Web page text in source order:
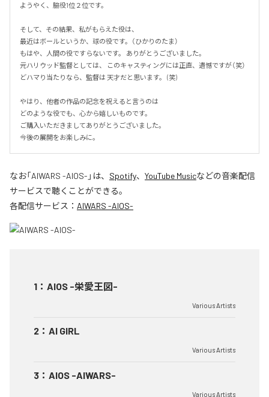
ようやく、脇役1位２位です。
そして、その結果、私がもらえた役は、
最近はボールというか、球の役です。（ひかりのたま）
もはや、人間の役ですらないです。 ありがとうございました。
元ハリウッド監督としては、 このキャスティングには正直、遺憾ですが（笑）
どハマり当たりなら、監督は 天才だと思います。 (笑)
やはり、他者の作品の記念を祝えると言うのは
どのような役でも、心から嬉しいものです。
ご購入いただきましてありがとうございました。
今後の展開をお楽しみに。
なお「AIWARS -AIOS- 」は、 Spotify、 YouTube Musicなどの音楽配信
サービスで聴くことができる。
各配信サービス： AIWARS -AIOS-
1 ： AIOS -栄愛王図-
Various Artists
2 ： AI GIRL
Various Artists
3 ： AIOS -AIWARS-
Various Artists